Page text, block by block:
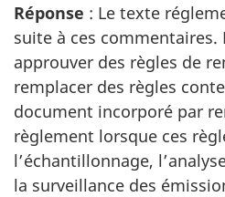
Réponse : Le texte
suite à ces commentaires.
approuver des règles de
remplacer des règles
document incorporé par
règlement lorsque ces
l’échantillonnage,
la surveillance des